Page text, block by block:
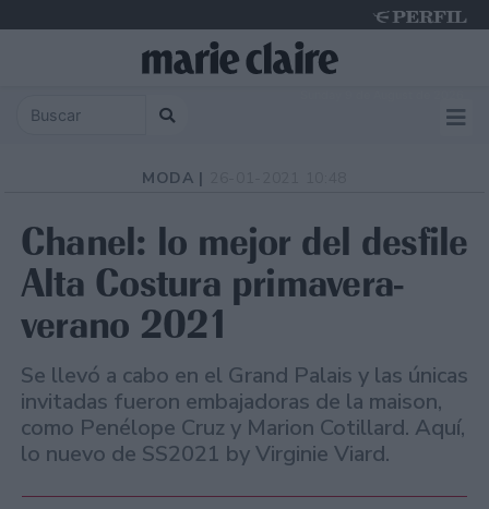
MODA |
Chanel: lo mejor del desfile
Alta Costura primavera-
verano 2021
Se llevó a cabo en el Grand Palais y las únicas
invitadas fueron embajadoras de la maison,
como Penélope Cruz y Marion Cotillard. Aquí,
lo nuevo de SS2021 by Virginie Viard.